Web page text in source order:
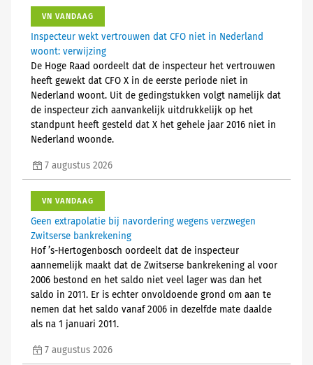
VN VANDAAG
Inspecteur wekt vertrouwen dat CFO niet in Nederland
woont: verwijzing
De Hoge Raad oordeelt dat de inspecteur het vertrouwen
heeft gewekt dat CFO X in de eerste periode niet in
Nederland woont. Uit de gedingstukken volgt namelijk dat
de inspecteur zich aanvankelijk uitdrukkelijk op het
standpunt heeft gesteld dat X het gehele jaar 2016 niet in
Nederland woonde.
7 augustus 2026
VN VANDAAG
Geen extrapolatie bij navordering wegens verzwegen
Zwitserse bankrekening
Hof ’s-Hertogenbosch oordeelt dat de inspecteur
aannemelijk maakt dat de Zwitserse bankrekening al voor
2006 bestond en het saldo niet veel lager was dan het
saldo in 2011. Er is echter onvoldoende grond om aan te
nemen dat het saldo vanaf 2006 in dezelfde mate daalde
als na 1 januari 2011.
7 augustus 2026